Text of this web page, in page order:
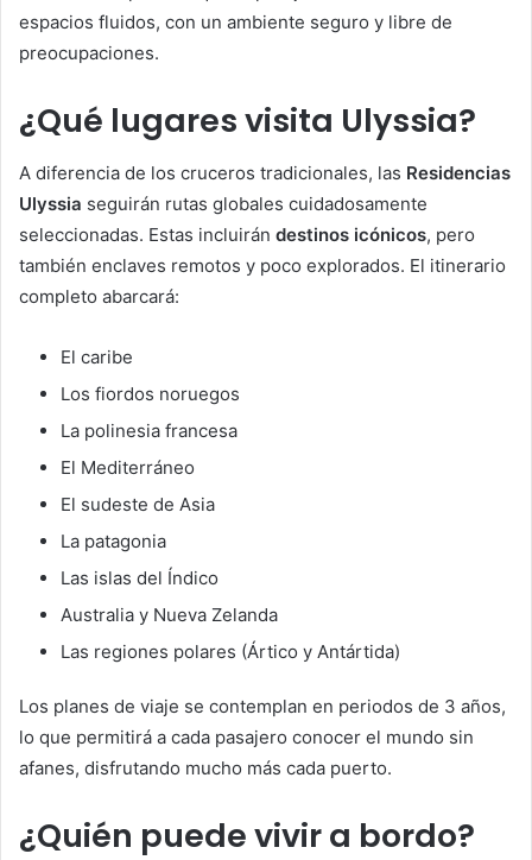
espacios fluidos, con un ambiente seguro y libre de
preocupaciones.
¿Qué lugares visita Ulyssia?
A diferencia de los cruceros tradicionales, las Residencias
Ulyssia seguirán rutas globales cuidadosamente
seleccionadas. Estas incluirán destinos icónicos, pero
también enclaves remotos y poco explorados. El itinerario
completo abarcará:
El caribe
Los fiordos noruegos
La polinesia francesa
El Mediterráneo
El sudeste de Asia
La patagonia
Las islas del Índico
Australia y Nueva Zelanda
Las regiones polares (Ártico y Antártida)
Los planes de viaje se contemplan en periodos de 3 años,
lo que permitirá a cada pasajero conocer el mundo sin
afanes, disfrutando mucho más cada puerto.
¿Quién puede vivir a bordo?